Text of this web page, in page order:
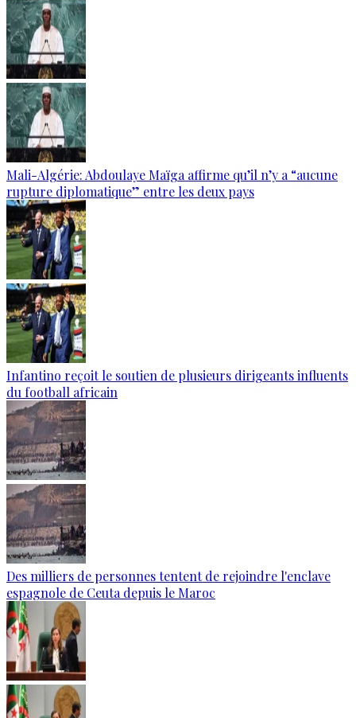
Mali-Algérie: Abdoulaye Maïga affirme qu’il n’y a “aucune
rupture diplomatique” entre les deux pays
Infantino reçoit le soutien de plusieurs dirigeants influents
du football africain
Des milliers de personnes tentent de rejoindre l'enclave
espagnole de Ceuta depuis le Maroc